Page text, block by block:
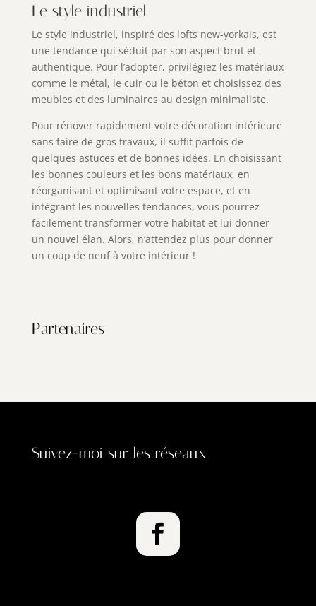
Le style industriel
Le style industriel, inspiré des lofts new-yorkais, est
une tendance qui séduit par son aspect brut et
authentique. Pour l’adopter, privilégiez les matériaux
comme le métal, le cuir ou le béton et choisissez des
meubles et des luminaires au design minimaliste.
Pour rénover rapidement votre décoration intérieure
sans faire de gros travaux, il suffit parfois de
quelques astuces et de bonnes idées. En choisissant
les bonnes couleurs et les bons matériaux, en
réorganisant et optimisant votre espace, et en
intégrant les nouvelles tendances, vous pourrez
facilement transformer votre habitat et lui donner
un nouvel élan. Alors, n’attendez plus pour donner
un coup de neuf à votre intérieur !
Partenaires
Suivez-moi sur les réseaux